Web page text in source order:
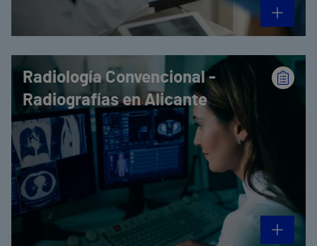
Radiología Convencional -
Radiografías en Alicante